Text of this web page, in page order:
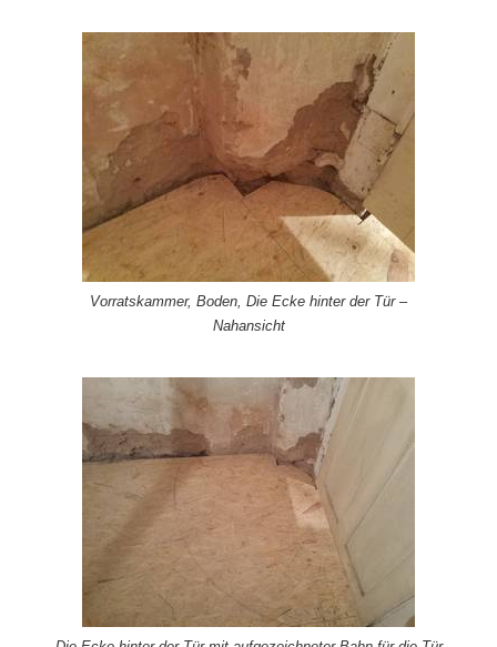
Vorratskammer, Boden, Die Ecke hinter der Tür –
Nahansicht